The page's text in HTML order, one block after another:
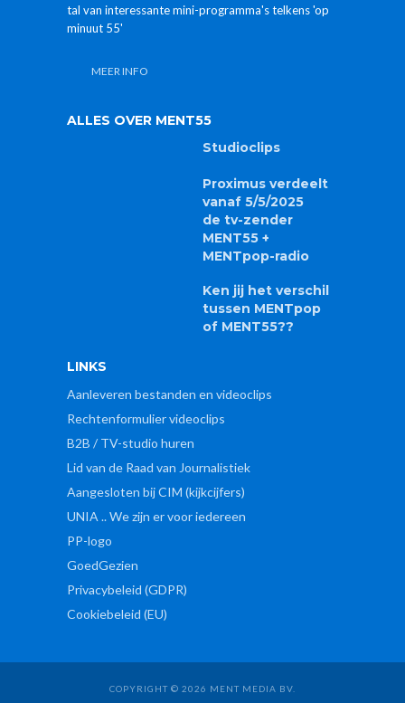
tal van interessante mini-programma's telkens 'op
minuut 55'
MEER INFO
ALLES OVER MENT55
Studioclips
Proximus verdeelt
vanaf 5/5/2025
de tv-zender
MENT55 +
MENTpop-radio
Ken jij het verschil
tussen MENTpop
of MENT55??
LINKS
Aanleveren bestanden en videoclips
Rechtenformulier videoclips
B2B / TV-studio huren
Lid van de Raad van Journalistiek
Aangesloten bij CIM (kijkcijfers)
UNIA .. We zijn er voor iedereen
PP-logo
GoedGezien
Privacybeleid (GDPR)
Cookiebeleid (EU)
COPYRIGHT © 2026 MENT MEDIA BV.